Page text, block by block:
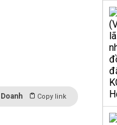
Copy link